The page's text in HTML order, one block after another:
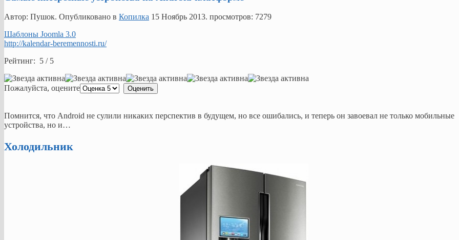
Автор: Пушок. Опубликовано в Копилка 15 Ноябрь 2013. просмотров: 7279
Шаблоны Joomla 3.0
http://kalendar-beremennosti.ru/
Рейтинг: 5 / 5
Пожалуйста, оцените
Помнится, что Android не сулили никаких перспектив в будущем, но все ошибались, и теперь он завоевал не только мобильные
устройства, но и…
Холодильник